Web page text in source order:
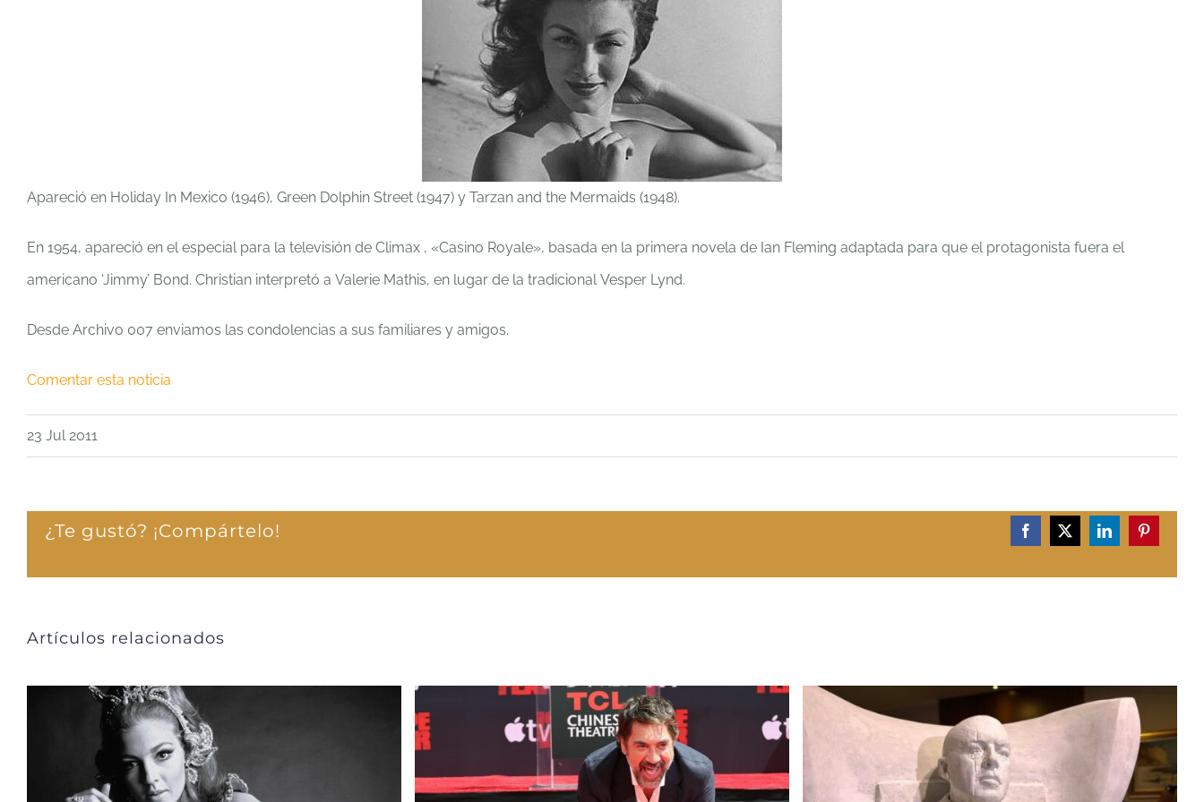
Apareció en Holiday In Mexico (1946), Green Dolphin Street (1947) y Tarzan and the Mermaids (1948).
En 1954, apareció en el especial para la televisión de Climax , «Casino Royale», basada en la primera novela de Ian Fleming adaptada para que el protagonista fuera el
americano ‘Jimmy’ Bond. Christian interpretó a Valerie Mathis, en lugar de la tradicional Vesper Lynd.
Desde Archivo 007 enviamos las condolencias a sus familiares y amigos.
Comentar esta noticia
23 Jul 2011
¿Te gustó? ¡Compártelo! Facebook
X LinkedInPinterest
Artículos relacionados